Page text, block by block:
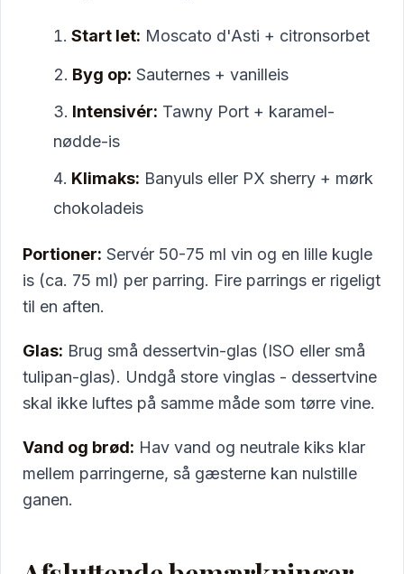
Start let: Moscato d'Asti + citronsorbet
Byg op: Sauternes + vanilleis
Intensivér: Tawny Port + karamel-
nødde-is
Klimaks: Banyuls eller PX sherry + mørk
chokoladeis
Portioner: Servér 50-75 ml vin og en lille kugle
is (ca. 75 ml) per parring. Fire parrings er rigeligt
til en aften.
Glas: Brug små dessertvin-glas (ISO eller små
tulipan-glas). Undgå store vinglas - dessertvine
skal ikke luftes på samme måde som tørre vine.
Vand og brød: Hav vand og neutrale kiks klar
mellem parringerne, så gæsterne kan nulstille
ganen.